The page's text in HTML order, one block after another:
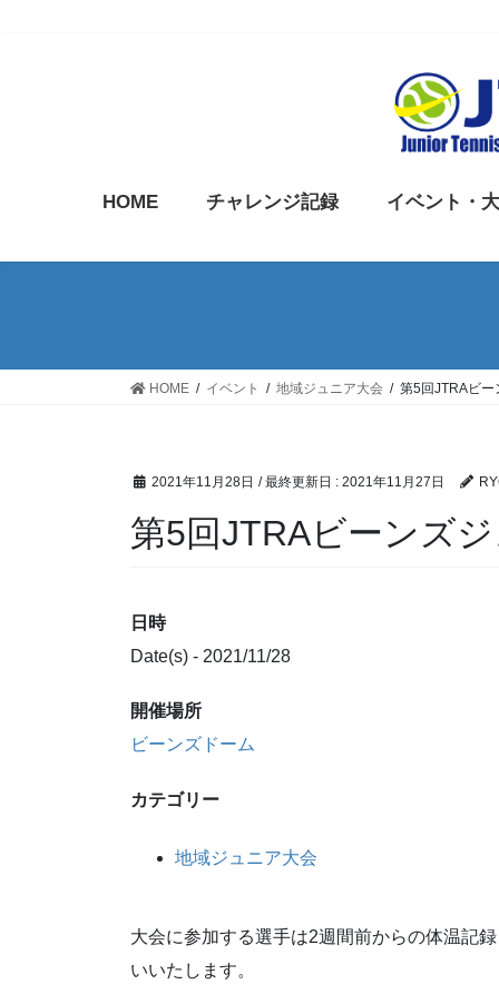
移
HOME チャレンジ記録 イベント・
HOME イベント 地域ジュニア大会 第5回JTRAビー
2021年11月28日 / 最終更新日 : 2021年11月27日
第5回JTRAビーンズ
日時
Date(s) - 2021/11/28
開催場所
ビーンズドーム
カテゴリー
地域ジュニア大会
大会に参加する選手は2週間前からの体温記
いいたします。